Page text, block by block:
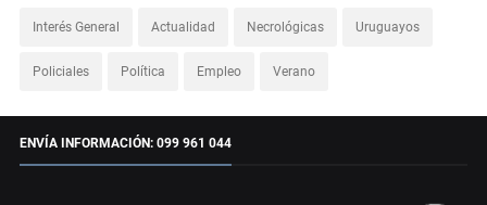
Interés General Actualidad Necrológicas Uruguayos
Policiales Política Empleo Verano
ENVÍA INFORMACIÓN: 099 961 044